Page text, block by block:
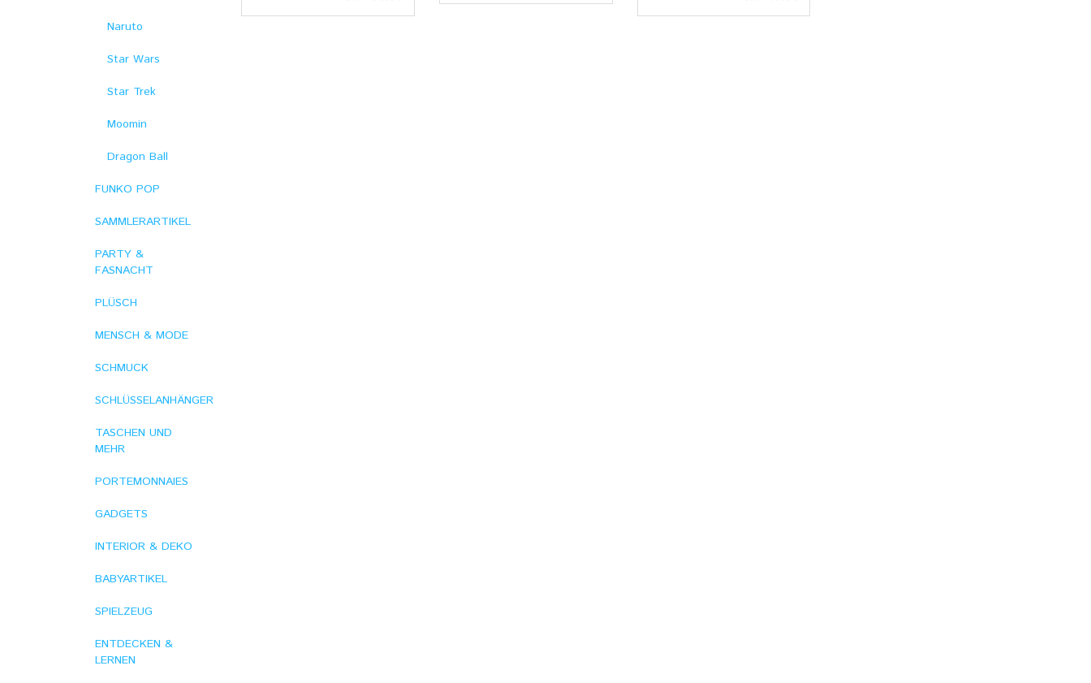
Naruto
Star Wars
Star Trek
Moomin
Dragon Ball
FUNKO POP
SAMMLERARTIKEL
PARTY &
FASNACHT
PLÜSCH
MENSCH & MODE
SCHMUCK
SCHLÜSSELANHÄNGER
TASCHEN UND
MEHR
PORTEMONNAIES
GADGETS
INTERIOR & DEKO
BABYARTIKEL
SPIELZEUG
ENTDECKEN &
LERNEN